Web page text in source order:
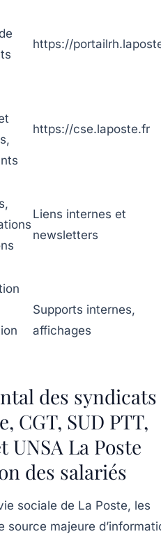
https://
https://cse.laposte.fr
Liens internes et
newsletters
Supports internes,
affichages
des syndicats
CGT, SUD PTT,
UNSA La Poste
des salariés
sociale de La Poste, les
majeure